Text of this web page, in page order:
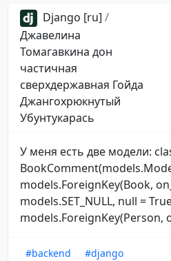
Django [ru] /
Джавелина
Томагавкина дон
частичная
сверхдержавная Гойда
Джангохрюкнутый
Убунтукарась
У меня есть две модели:
models.ForeignKey(Book,
models.SET_NULL, null =
models.ForeignKey(Person,
#backend
#django